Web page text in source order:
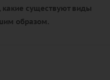
какие существуют виды
образом.